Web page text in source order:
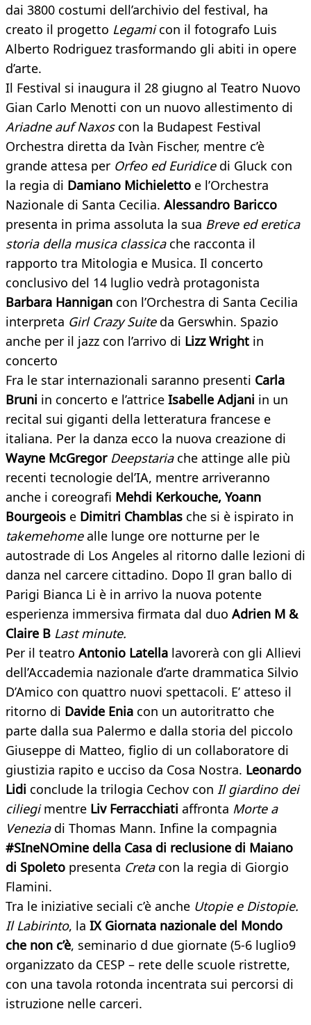
dai 3800 costumi dell’archivio del festival, ha
creato il progetto Legamicon il fotografo Luis
Alberto Rodriguez trasformando gli abiti in opere
d’arte.
Il Festival si inaugura il 28 giugno al Teatro Nuovo
Gian Carlo Menotti con un nuovo allestimento di
Ariadne auf Naxos con la Budapest Festival
Orchestra diretta da Ivàn Fischer, mentre c’è
grande attesa per Orfeo ed Euridicedi Gluck con
la regia di Damiano Michieletto e l’Orchestra
Nazionale di Santa Cecilia. Alessandro Baricco
presenta in prima assoluta la sua Breve ed eretica
storia della musica classica che racconta il
rapporto tra Mitologia e Musica. Il concerto
conclusivo del 14 luglio vedrà protagonista
Barbara Hannigan con l’Orchestra di Santa Cecilia
interpreta Girl Crazy Suite da Gerswhin. Spazio
anche per il jazz con l’arrivo di Lizz Wright in
concerto
Fra le star internazionali saranno presenti Carla
Bruni in concerto e l’attrice Isabelle Adjani in un
recital sui giganti della letteratura francese e
italiana. Per la danza ecco la nuova creazione di
Wayne McGregor Deepstaria che attinge alle più
recenti tecnologie del’IA, mentre arriveranno
anche i coreografi Mehdi Kerkouche, Yoann
Bourgeois e Dimitri Chamblas che si è ispirato in
takemehomealle lunge ore notturne per le
autostrade di Los Angeles al ritorno dalle lezioni di
danza nel carcere cittadino. Dopo Il gran ballo di
Parigi Bianca Li è in arrivo la nuova potente
esperienza immersiva firmata dal duo Adrien M &
Claire B Last minute.
Per il teatro Antonio Latella lavorerà con gli Allievi
dell’Accademia nazionale d’arte drammatica Silvio
D’Amico con quattro nuovi spettacoli. E’ atteso il
ritorno di Davide Enia con un autoritratto che
parte dalla sua Palermo e dalla storia del piccolo
Giuseppe di Matteo, figlio di un collaboratore di
giustizia rapito e ucciso da Cosa Nostra. Leonardo
Lidi conclude la trilogia Cechov con Il giardino dei
ciliegimentre Liv Ferracchiati affronta Morte a
Veneziadi Thomas Mann. Infine la compagnia
#SIneNOmine della Casa di reclusione di Maiano
di Spoleto presenta Creta con la regia di Giorgio
Flamini.
Tra le iniziative seciali c’è anche Utopie e Distopie.
Il Labirinto, la IX Giornata nazionale del Mondo
che non c’è, seminario d due giornate (5-6 luglio9
organizzato da CESP – rete delle scuole ristrette,
con una tavola rotonda incentrata sui percorsi di
istruzione nelle carceri.